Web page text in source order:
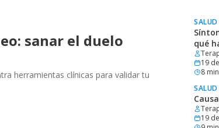
sanar el duelo
herramientas clínicas para validar tu
qué
19
8
19